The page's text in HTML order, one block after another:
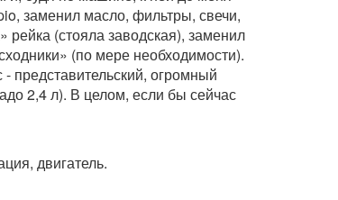
заменил масло, фильтры, свечи,
(стояла заводская), заменил
(по мере необходимости).
представительский, огромный
2,4 л). В целом, если бы сейчас
двигатель.